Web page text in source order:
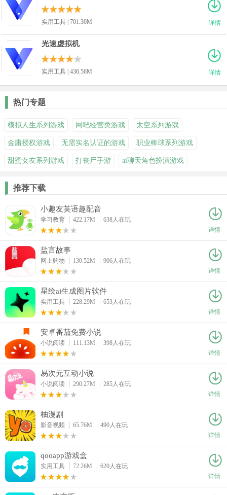
详情
实用工具 | 701.30M
详情
光速虚拟机
实用工具 | 436.56M
热门专题
模拟人生系列游戏 网吧经营类游戏 太空系列游戏
金庸授权游戏 无需实名认证的游戏 职业棒球系列游戏
甜蜜女友系列游戏 打丧尸手游 ai聊天角色扮演游戏
推荐下载
小趣友英语趣配音
学习教育 422.17M
638人在玩
详情
盐言故事
网上购物 130.52M
906人在玩
详情
星绘ai生成图片软件
实用工具 228.29M
653人在玩
详情
安卓番茄免费小说
小说阅读 111.13M
398人在玩
详情
易次元互动小说
小说阅读 290.27M
285人在玩
详情
柚漫剧
影音视频 65.76M
490人在玩
详情
qooapp游戏盒
实用工具 72.26M
620人在玩
详情